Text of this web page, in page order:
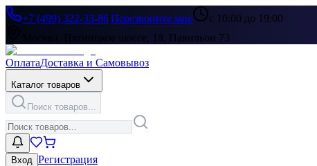
+7 (499) 322-33-86|Перезвоните мне
с 10:00 до 19:00
Москва, Пятницкое шоссе, 18, Павильон 73
ОплатаДоставка и Самовывоз
Каталог товаров
Поиск товаров...
Вход Регистрация